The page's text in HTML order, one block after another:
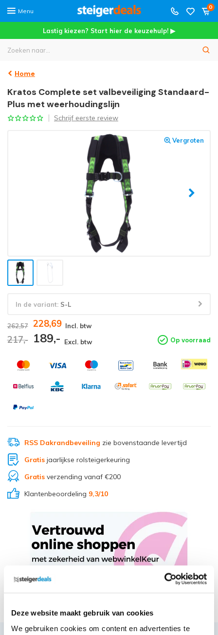
Deze website maakt gebruik van cookies
We gebruiken cookies om content en advertenties te
Menu
0
Lastig kiezen? Start hier de keuzehulp! ▶
Home
Kratos Complete set valbeveiliging Standaard-
Plus met weerhoudingslijn
Schrijf eerste review
Vergroten
In de variant: S-L
262,57 228,69 Incl. btw
217,- 189,- Excl. btw Op voorraad
RSS Dakrandbeveiling zie bovenstaande levertijd
Gratisjaarlijkse rolsteigerkeuring
Gratisverzending vanaf €200
Klantenbeoordeling 9,3/10